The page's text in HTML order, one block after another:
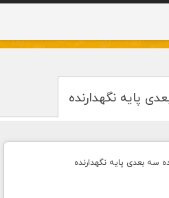
پایه نگهدارنده